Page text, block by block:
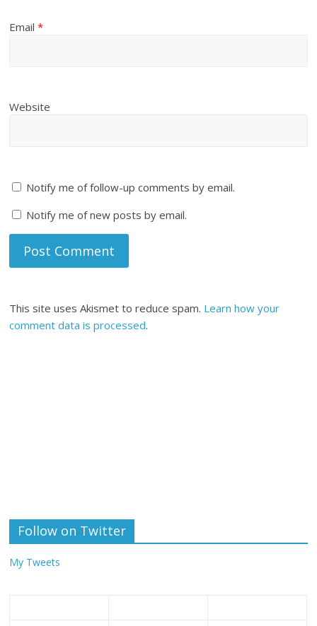
Email*
Website
Notify me of follow-up comments by email.
Notify me of new posts by email.
This site uses Akismet to reduce spam. Learn how your
comment data is processed.
Follow on Twitter
My Tweets